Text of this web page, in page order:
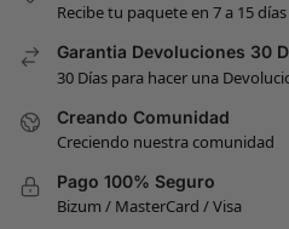
Recibe tu paquete en 7 a 15 días
Garantia Devoluciones 30
30 Días para hacer una
Creando Comunidad
Creciendo nuestra comunidad
Pago 100% Seguro
Bizum / MasterCard / Visa